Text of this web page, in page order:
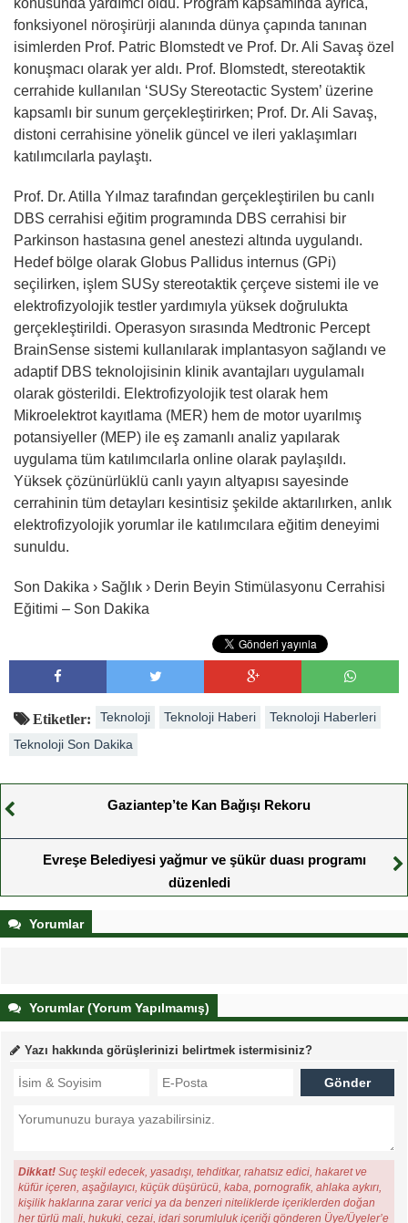
fonksiyonel nöroşirürji alanında dünya çapında tanınan
isimlerden Prof. Patric Blomstedt ve Prof. Dr. Ali Savaş özel
konuşmacı olarak yer aldı. Prof. Blomstedt, stereotaktik
cerrahide kullanılan ‘SUSy Stereotactic System’ üzerine
kapsamlı bir sunum gerçekleştirirken; Prof. Dr. Ali Savaş,
distoni cerrahisine yönelik güncel ve ileri yaklaşımları
katılımcılarla paylaştı.
Prof. Dr. Atilla Yılmaz tarafından gerçekleştirilen bu canlı
DBS cerrahisi eğitim programında DBS cerrahisi bir
Parkinson hastasına genel anestezi altında uygulandı.
Hedef bölge olarak Globus Pallidus internus (GPi)
seçilirken, işlem SUSy stereotaktik çerçeve sistemi ile ve
elektrofizyolojik testler yardımıyla yüksek doğrulukta
gerçekleştirildi. Operasyon sırasında Medtronic Percept
BrainSense sistemi kullanılarak implantasyon sağlandı ve
adaptif DBS teknolojisinin klinik avantajları uygulamalı
olarak gösterildi. Elektrofizyolojik test olarak hem
Mikroelektrot kayıtlama (MER) hem de motor uyarılmış
potansiyeller (MEP) ile eş zamanlı analiz yapılarak
uygulama tüm katılımcılarla online olarak paylaşıldı.
Yüksek çözünürlüklü canlı yayın altyapısı sayesinde
cerrahinin tüm detayları kesintisiz şekilde aktarılırken, anlık
elektrofizyolojik yorumlar ile katılımcılara eğitim deneyimi
sunuldu.
Son Dakika › Sağlık › Derin Beyin Stimülasyonu Cerrahisi
Eğitimi – Son Dakika
Etiketler: Teknoloji Teknoloji Haberi
Teknoloji Haberleri
Teknoloji Son Dakika
Gaziantep’te Kan Bağışı Rekoru
Evreşe Belediyesi yağmur ve şükür duası programı
düzenledi
Yorumlar
Yorumlar (Yorum Yapılmamış)
Yazı hakkında görüşlerinizi belirtmek istermisiniz?
Dikkat! Suç teşkil edecek, yasadışı, tehditkar, rahatsız edici, hakaret ve
küfür içeren, aşağılayıcı, küçük düşürücü, kaba, pornografik, ahlaka aykırı,
kişilik haklarına zarar verici ya da benzeri niteliklerde içeriklerden doğan
her türlü mali, hukuki, cezai, idari sorumluluk içeriği gönderen Üye/Üyeler’e